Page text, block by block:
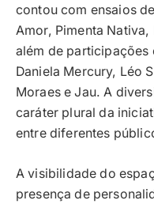
contou com ensaios
Amor, Pimenta Nativa,
além de participações
Daniela Mercury, Léo
Moraes e Jau. A
caráter plural da
entre diferentes
A visibilidade do
presença de